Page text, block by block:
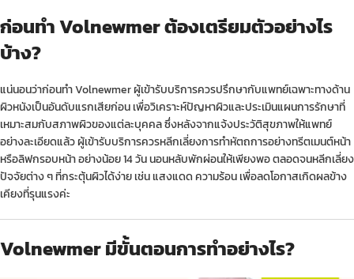
ก่อนทำ Volnewmer ต้องเตรียมตัวอย่างไร
บ้าง?
แน่นอนว่าก่อนทำ Volnewmer ผู้เข้ารับบริการควรปรึกษากับแพทย์เฉพาะทางด้าน
ผิวหนังเป็นอันดับแรกเสียก่อน เพื่อวิเคราะห์ปัญหาผิวและประเมินแผนการรักษาที่
เหมาะสมกับสภาพผิวของแต่ละบุคคล ซึ่งหลังจากแจ้งประวัติสุขภาพให้แพทย์
อย่างละเอียดแล้ว ผู้เข้ารับบริการควรหลีกเลี่ยงการทำหัตถการอย่างทรีตเมนต์หน้า
หรือลิฟกรอบหน้า อย่างน้อย 14 วัน นอนหลับพักผ่อนให้เพียงพอ ตลอดจนหลีกเลี่ยง
ปัจจัยต่าง ๆ ที่กระตุ้นผิวได้ง่าย เช่น แสงแดด ความร้อน เพื่อลดโอกาสเกิดผลข้าง
เคียงที่รุนแรงค่ะ
Volnewmer มีขั้นตอนการทำอย่างไร?